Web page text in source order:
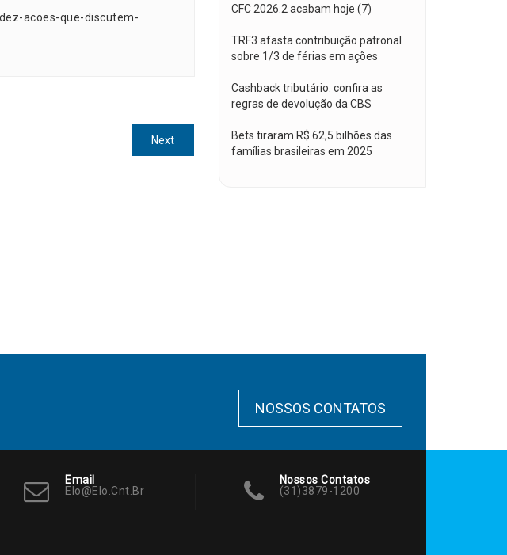
acoes-que-discutem-
NextNext
post:
CFC 2026.2 acabam hoje (7)
TRF3 afasta contribuição patronal
sobre 1/3 de férias em ações
Cashback tributário: confira as
regras de devolução da CBS
Bets tiraram R$ 62,5 bilhões das
famílias brasileiras em 2025
NOSSOS CONTATOS
Email
Elo@elo.cnt.br
Nossos Contatos
(31)3879-1200